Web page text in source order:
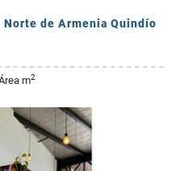
Norte de Armenia Quindío
m2